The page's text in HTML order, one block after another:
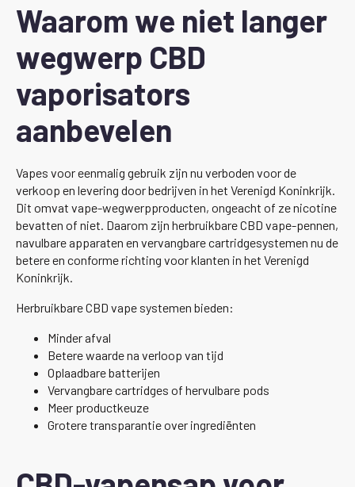
Waarom we niet langer
wegwerp CBD
vaporisators
aanbevelen
Vapes voor eenmalig gebruik zijn nu verboden voor de
verkoop en levering door bedrijven in het Verenigd Koninkrijk.
Dit omvat vape-wegwerpproducten, ongeacht of ze nicotine
bevatten of niet. Daarom zijn herbruikbare CBD vape-pennen,
navulbare apparaten en vervangbare cartridgesystemen nu de
betere en conforme richting voor klanten in het Verenigd
Koninkrijk.
Herbruikbare CBD vape systemen bieden:
Minder afval
Betere waarde na verloop van tijd
Oplaadbare batterijen
Vervangbare cartridges of hervulbare pods
Meer productkeuze
Grotere transparantie over ingrediënten